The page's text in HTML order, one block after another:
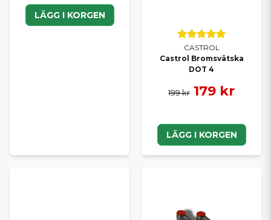
LÄGG I KORGEN
CASTROL
Castrol Bromsvätska
DOT 4
199 kr 179 kr
LÄGG I KORGEN